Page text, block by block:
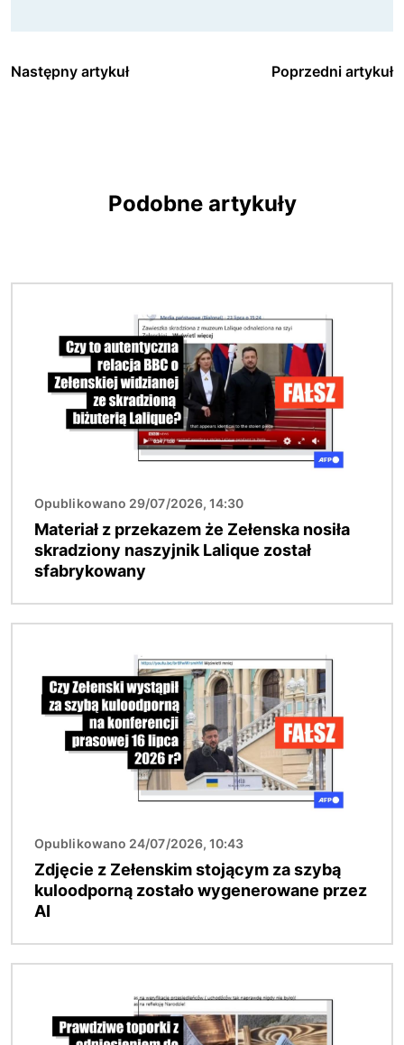
Następny artykuł Poprzedni artykuł
Podobne artykuły
Opublikowano 29/07/2026, 14:30
Materiał z przekazem że Zełenska nosiła
skradziony naszyjnik Lalique został
sfabrykowany
Opublikowano 24/07/2026, 10:43
Zdjęcie z Zełenskim stojącym za szybą
kuloodporną zostało wygenerowane przez
AI